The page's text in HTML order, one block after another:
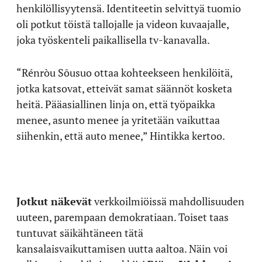
henkilöllisyytensä. Identiteetin selvittyä tuomio
oli potkut töistä tallojalle ja videon kuvaajalle,
joka työskenteli paikallisella tv-kanavalla.
“Rénròu Sōusuo ottaa kohteekseen henkilöitä,
jotka katsovat, etteivät samat säännöt kosketa
heitä. Pääasiallinen linja on, että työpaikka
menee, asunto menee ja yritetään vaikuttaa
siihenkin, että auto menee,” Hintikka kertoo.
Jotkut näkevätverkkoilmiöissä mahdollisuuden
uuteen, parempaan demokratiaan. Toiset taas
tuntuvat säikähtäneen tätä
kansalaisvaikuttamisen uutta aaltoa. Näin voi